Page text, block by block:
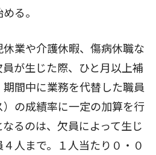
る。
業や介護休暇、傷病休職な
が生じた際、ひと月以上補
間中に業務を代替した職員
の成績率に一定の加算を行
るのは、欠員によって生じ
人まで。１人当たり０・０